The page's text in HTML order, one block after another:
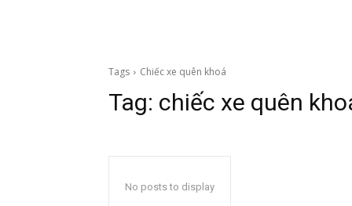
Tags Chiếc xe quên khoá
Tag: chiếc xe quên
No posts to display